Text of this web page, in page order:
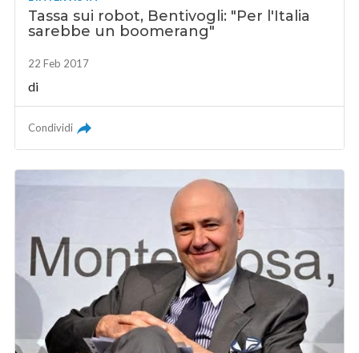
Tassa sui robot, Bentivogli: "Per l'Italia
sarebbe un boomerang"
22 Feb 2017
di
Condividi